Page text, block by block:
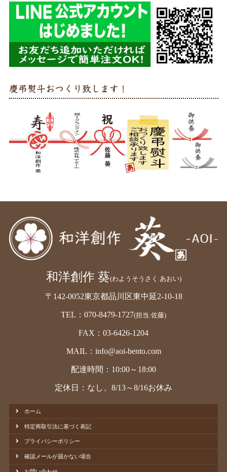
慶弔熨斗おつくり致します！
和洋創作 葵(わようそうさく あおい)
〒142-0052東京都品川区東中延2-10-18
TEL：070-8479-1727(担当:佐藤)
FAX：03-6426-1204
MAIL：info@aoi-bento.com
配達時間：10:00～18:00
定休日：なし、8/13～8/16お休み
ホーム
特定商取引法に基づく表記
プライバシーポリシー
確認メールが届かない場合